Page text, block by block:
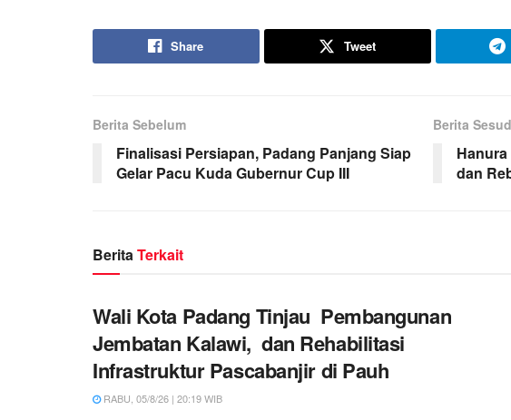
Share Tweet
Berita Sebelum
Finalisasi Persiapan, Padang Panjang Siap
Gelar Pacu Kuda Gubernur Cup III
Berita
dan
BeritaTerkait
Wali Kota Padang Tinjau Pembangunan
Jembatan Kalawi, dan Rehabilitasi
Infrastruktur Pascabanjir di Pauh
RABU, 05/8/26 | 20:19 WIB